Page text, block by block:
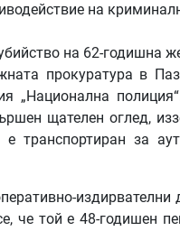
на
на 62-годишна
прокуратура в
„Национална
щателен оглед,
е транспортиран за
че той е 48-годишен